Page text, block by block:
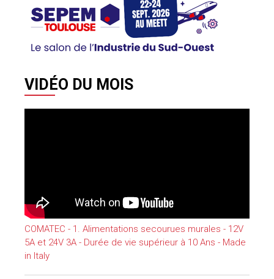
VIDÉO DU MOIS
COMATEC - 1. Alimentations secourues murales - 12V
5A et 24V 3A - Durée de vie supérieur à 10 Ans - Made
in Italy